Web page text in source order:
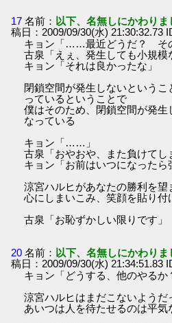
17 名前： 以下、名無しにかわり
稿日：2009/09/30(水) 21:30:32.73
キョン「……最近どうだ？ そ
古泉「えぇ、発生しても小規模
キョン「それは良かったな」
閉鎖空間が発生しないという
っているということで
僕はそのため、閉鎖空間が発生
なっている
キョン「……」
古泉「おやおや、また負けてし
キョン「お前はいつになったら
涼宮ハルヒがあなたの勝利を望
心にしまいこみ、笑顔を貼り付
古泉「お恥ずかしい限りです」
20 名前： 以下、名無しにかわり
稿日：2009/09/30(水) 21:34:51.83
キョン「どうする、他のやるか
涼宮ハルヒはまだこないようだ
あいつは人を待たせるのは平気